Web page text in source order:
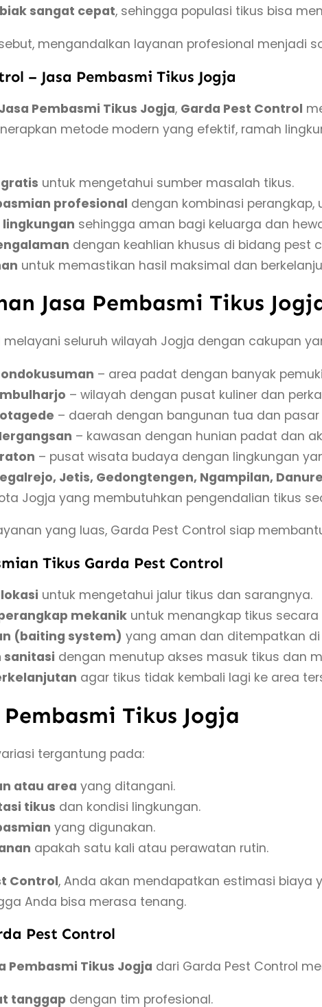
sangat cepat, sehingga populasi tikus bisa
mengandalkan layanan profesional menjadi
– Jasa Pembasmi Tikus Jogja
Jasa Pembasmi Tikus Jogja, Garda Pest Control
metode modern yang efektif, ramah
untuk mengetahui sumber masalah tikus.
profesional dengan kombinasi perangkap,
sehingga aman bagi keluarga dan
dengan keahlian khusus di bidang pest
untuk memastikan hasil maksimal dan
Jasa Pembasmi Tikus
melayani seluruh wilayah Jogja dengan cakupan
– area padat dengan banyak
– wilayah dengan pusat kuliner dan
– daerah dengan bangunan tua dan
– kawasan dengan hunian padat dan
– pusat wisata budaya dengan lingkungan
Jetis, Gedongtengen, Ngampilan,
Jogja yang membutuhkan pengendalian tikus
yang luas, Garda Pest Control siap
Tikus Garda Pest Control
untuk mengetahui jalur tikus dan sarangnya.
mekanik untuk menangkap tikus secara
(baiting system) yang aman dan ditempatkan
sanitasi dengan menutup akses masuk tikus dan
agar tikus tidak kembali lagi ke area
Tikus Jogja
tergantung pada:
atau area yang ditangani.
tikus dan kondisi lingkungan.
yang digunakan.
apakah satu kali atau perawatan rutin.
Control, Anda akan mendapatkan estimasi biaya
Anda bisa merasa tenang.
Pest Control
Pembasmi Tikus Jogja dari Garda Pest Control
tanggap dengan tim profesional.